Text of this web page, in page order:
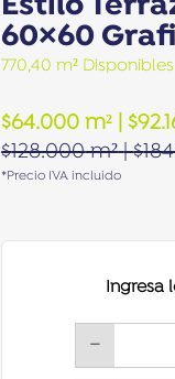
60×60
770,40 m² Disponibles
$64.000 m² |$
$128.000m² |$
*Precio IVA incluido
Ingresa
−